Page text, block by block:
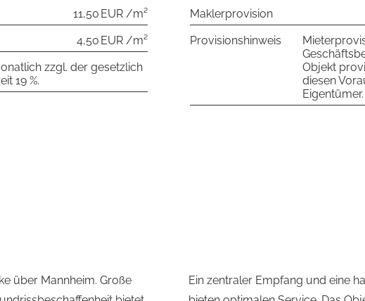
11,50 EUR /m²
4,50 EUR /m²
zzgl. der gesetzlich
19 %.
Maklerprovision
Provisionshinweis
Objekt
diesen
Eigentümer.
über Mannheim. Große
Ein zentraler Empfang und eine